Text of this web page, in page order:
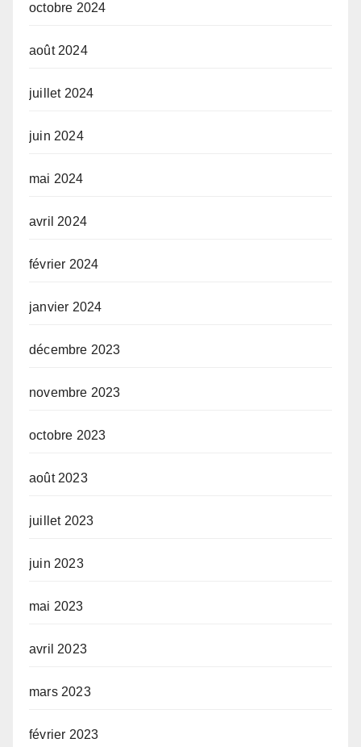
octobre 2024
août 2024
juillet 2024
juin 2024
mai 2024
avril 2024
février 2024
janvier 2024
décembre 2023
novembre 2023
octobre 2023
août 2023
juillet 2023
juin 2023
mai 2023
avril 2023
mars 2023
février 2023